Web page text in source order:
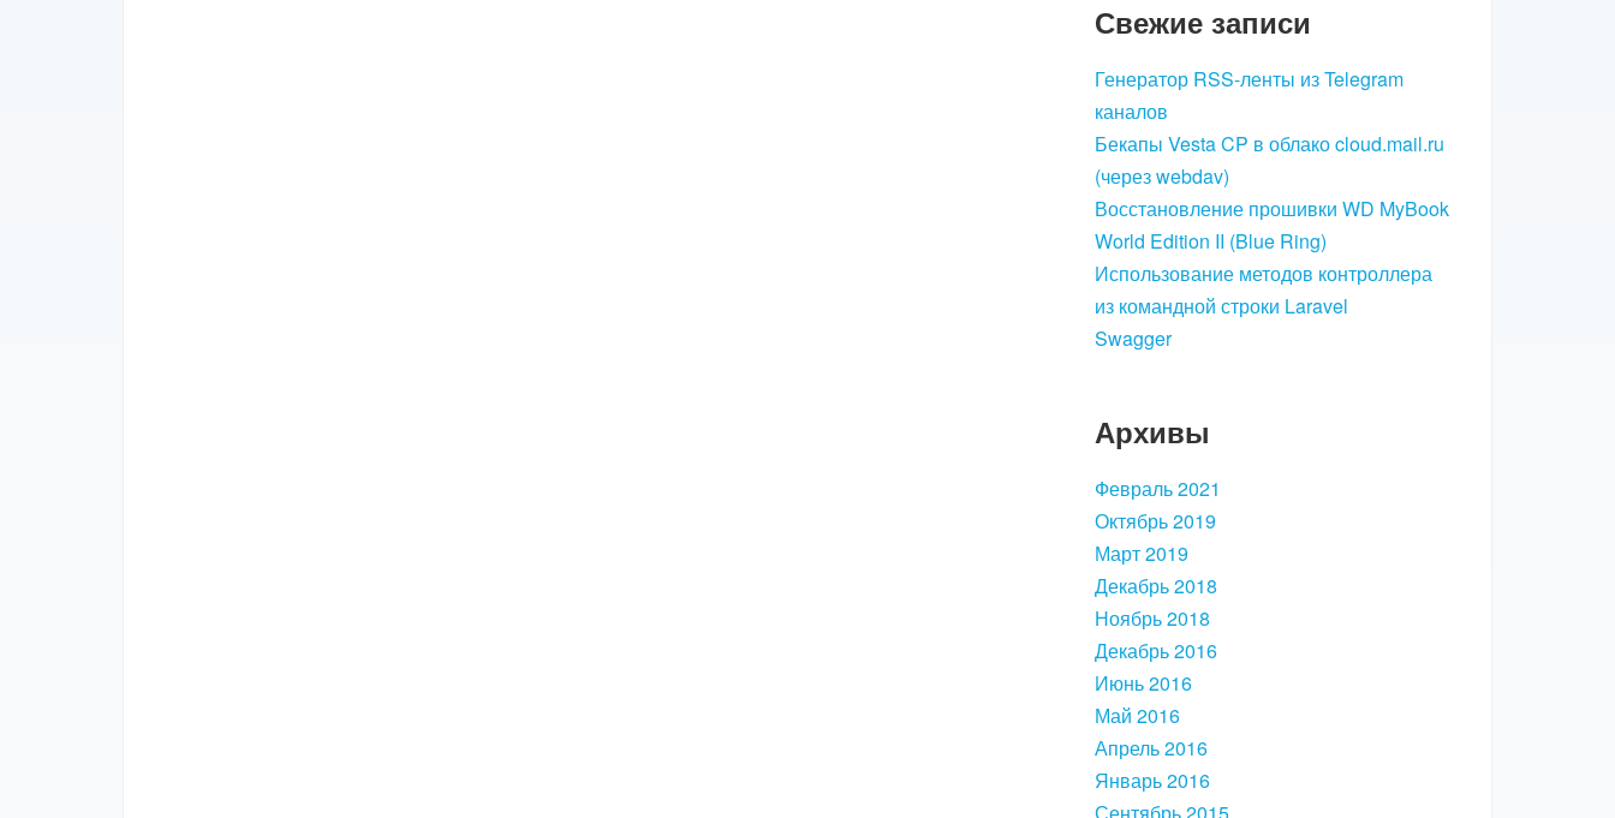
Свежие записи
Генератор RSS-ленты из Telegram
каналов
Бекапы Vesta CP в облако cloud.mail.ru
(через webdav)
Восстановление прошивки WD MyBook
World Edition II (Blue Ring)
Использование методов контроллера
из командной строки Laravel
Swagger
Архивы
Февраль 2021
Октябрь 2019
Март 2019
Декабрь 2018
Ноябрь 2018
Декабрь 2016
Июнь 2016
Май 2016
Апрель 2016
Январь 2016